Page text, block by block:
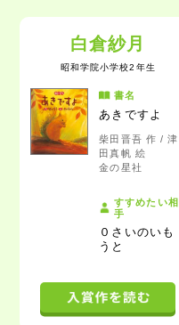
白倉紗月
昭和学院小学校2年生
書名
あきですよ
柴田晋吾 作 / 津
田真帆 絵
金の星社
すすめたい相
手
０さいのいも
うと